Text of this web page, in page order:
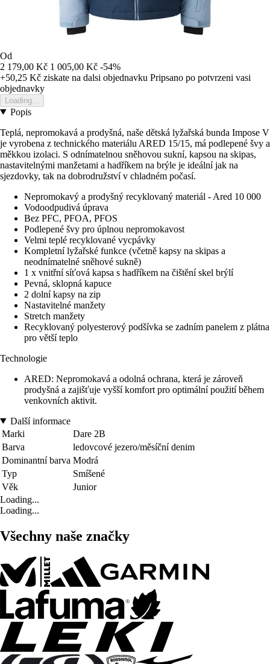
Od
2 179,00 Kč 1 005,00 Kč -54%
+50,25 Kč ziskate na dalsi objednavku Pripsano po potvrzeni vasi
objednavky
Loading...
Popis
Teplá, nepromokavá a prodyšná, naše dětská lyžařská bunda Impose V
je vyrobena z technického materiálu ARED 15/15, má podlepené švy a
měkkou izolaci. S odnímatelnou sněhovou sukní, kapsou na skipas,
nastavitelnými manžetami a hadříkem na brýle je ideální jak na
sjezdovky, tak na dobrodružství v chladném počasí.
Nepromokavý a prodyšný recyklovaný materiál - Ared 10 000
Vodoodpudivá úprava
Bez PFC, PFOA, PFOS
Podlepené švy pro úplnou nepromokavost
Velmi teplé recyklované vycpávky
Kompletní lyžařské funkce (včetně kapsy na skipas a
neodnímatelné sněhové sukně)
1 x vnitřní síťová kapsa s hadříkem na čištění skel brýlí
Pevná, sklopná kapuce
2 dolní kapsy na zip
Nastavitelné manžety
Stretch manžety
Recyklovaný polyesterový podšívka se zadním panelem z plátna
pro větší teplo
Technologie
ARED: Nepromokavá a odolná ochrana, která je zároveň
prodyšná a zajišťuje vyšší komfort pro optimální použití během
venkovních aktivit.
Další informace
Marki
Dare 2B
Barva
ledovcové jezero/měsíční denim
Dominantní barva Modrá
Typ
Smíšené
Věk
Junior
Loading...
Loading...
Všechny naše značky